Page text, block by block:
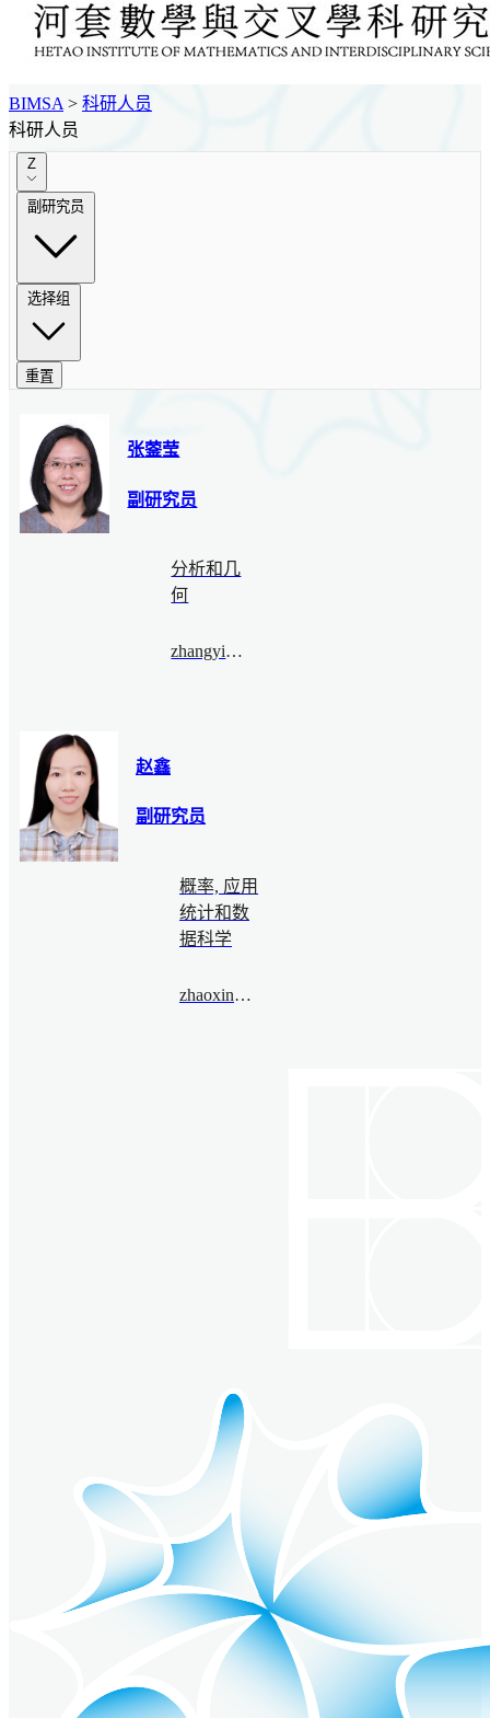
BIMSA > 科研人员
科研人员
Z
副研究员
选择组
重置
张蓥莹
副研究员
分析和几
何
zhangyingying@bimsa.cn
赵鑫
副研究员
概率, 应用
统计和数
据科学
zhaoxin@bimsa.cn